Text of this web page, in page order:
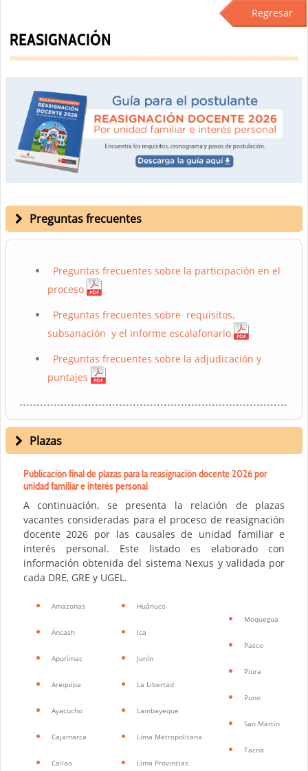
Regresar
REASIGNACIÓN
Preguntas frecuentes
Preguntas frecuentes sobre la participación en el
proceso
Preguntas frecuentes sobre requisitos,
subsanación y el informe escalafonario
Preguntas frecuentes sobre la adjudicación y
puntajes
Plazas
Publicación final de plazas para la reasignación docente 2026por
unidad familiar e interés personal
A continuación, se presenta la relación de plazas
vacantes consideradas para el proceso de reasignación
docente 2026 por las causales de unidad familiar e
interés personal. Este listado es elaborado con
información obtenida del sistema Nexus y validada por
cada DRE, GRE y UGEL.
Amazonas
Áncash
Apurímac
Arequipa
Ayacucho
Cajamarca
Callao
Huánuco
Ica
Junín
La Libertad
Lambayeque
Lima Metropolitana
Lima Provincias
Moquegua
Pasco
Piura
Puno
San Martín
Tacna